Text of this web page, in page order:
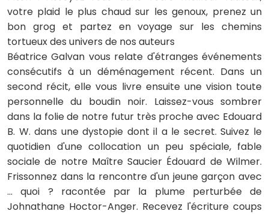
votre plaid le plus chaud sur les genoux, prenez un
bon grog et partez en voyage sur les chemins
tortueux des univers de nos auteurs
Béatrice Galvan vous relate d'étranges événements
consécutifs à un déménagement récent. Dans un
second récit, elle vous livre ensuite une vision toute
personnelle du boudin noir. Laissez-vous sombrer
dans la folie de notre futur très proche avec Edouard
B. W. dans une dystopie dont il a le secret. Suivez le
quotidien d'une collocation un peu spéciale, fable
sociale de notre Maître Saucier Édouard de Wilmer.
Frissonnez dans la rencontre d'un jeune garçon avec
... quoi ? racontée par la plume perturbée de
Johnathane Hoctor-Anger. Recevez l'écriture coups